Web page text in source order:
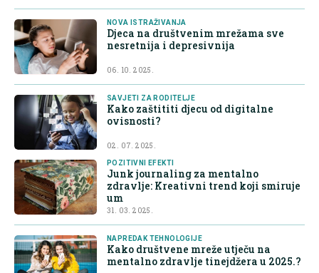
NOVA ISTRAŽIVANJA
Djeca na društvenim mrežama sve
nesretnija i depresivnija
06. 10. 2025.
SAVJETI ZA RODITELJE
Kako zaštititi djecu od digitalne
ovisnosti?
02. 07. 2025.
POZITIVNI EFEKTI
Junk journaling za mentalno
zdravlje: Kreativni trend koji smiruje
um
31. 03. 2025.
NAPREDAK TEHNOLOGIJE
Kako društvene mreže utječu na
mentalno zdravlje tinejdžera u 2025.?